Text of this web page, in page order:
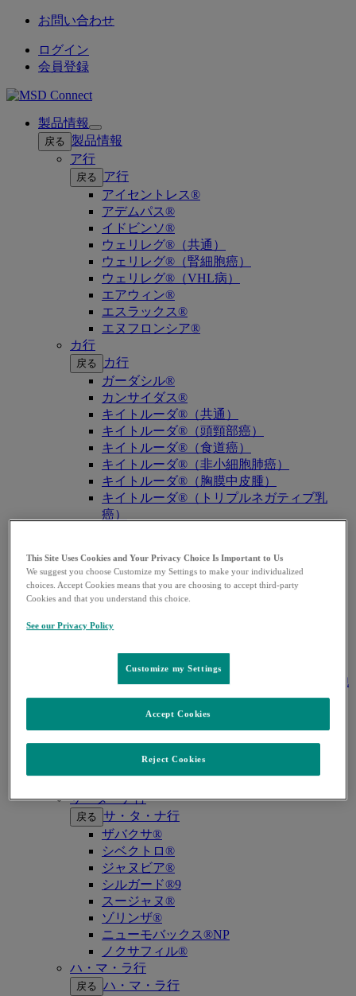
お問い合わせ
ログイン
会員登録
製品情報
Open
submenu
戻る 製品情報
ア行
戻る
ア行
アイセントレス®
アデムパス®
イドビンソ®
ウェリレグ®（共通）
ウェリレグ®（腎細胞癌）
ウェリレグ®（VHL病）
エアウィン®
エスラックス®
エヌフロンシア®
カ行
戻る
カ行
ガーダシル®
カンサイダス®
キイトルーダ®（共通）
キイトルーダ®（頭頸部癌）
キイトルーダ®（食道癌）
キイトルーダ®（非小細胞肺癌）
キイトルーダ®（胸膜中皮腫）
キイトルーダ®（トリプルネガティブ乳
癌）
キイトルーダ®（腎細胞癌）
キイトルーダ®（尿路上皮癌）
キイトルーダ®（子宮体癌）
キイトルーダ®（悪性黒色腫）
腫）
キイトルーダ®（原発性縦隔大細胞型B細胞
リンパ腫（PMBCL））
キイトルーダ®（MSI-High固形癌）
キイトルーダ®（MSI-High結腸・直腸癌）
キイトルーダ®（TMB-High固形癌）
キャップバックス®
サ・タ・ナ行
戻る サ・タ・ナ行
ザバクサ®
シベクトロ®
ジャヌビア®
シルガード®9
スージャヌ®
ゾリンザ®
ニューモバックス®NP
ノクサフィル®
ハ・マ・ラ行
戻る ハ・マ・ラ行
This Site Uses Cookies and Your Privacy Choice Is Important to Us
We suggest you choose Customize my Settings to make your individualized
choices. Accept Cookies means that you are choosing to accept third-party
Cookies and that you understand this choice.
See our Privacy Policy
Customize my Settings
Reject Cookies
Accept Cookies